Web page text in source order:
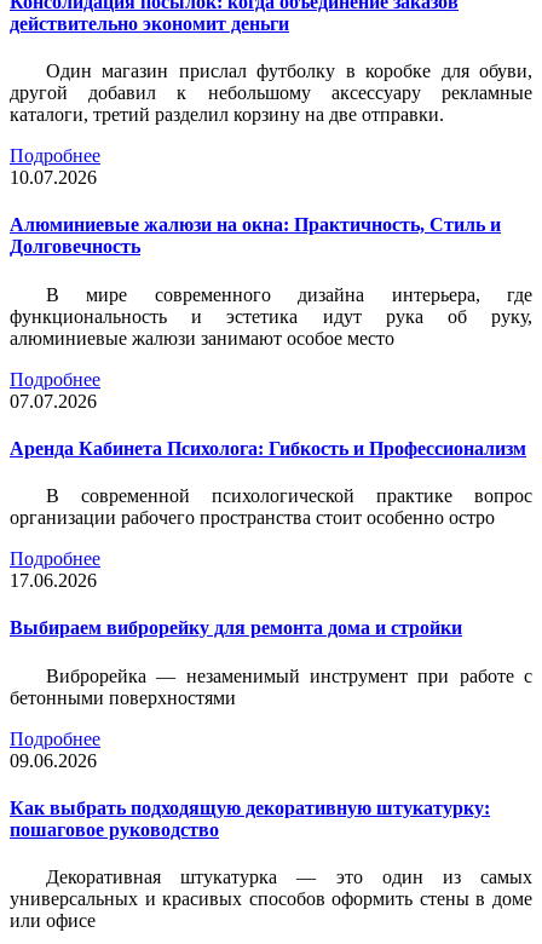
действительно экономит деньги
Один магазин прислал футболку в коробке для обуви,
другой добавил к небольшому аксессуару рекламные
каталоги, третий разделил корзину на две отправки.
Подробнее
10.07.2026
Алюминиевые жалюзи на окна: Практичность, Стиль и
Долговечность
В мире современного дизайна интерьера, где
функциональность и эстетика идут рука об руку,
алюминиевые жалюзи занимают особое место
Подробнее
07.07.2026
Аренда Кабинета Психолога: Гибкость и Профессионализм
В современной психологической практике вопрос
организации рабочего пространства стоит особенно остро
Подробнее
17.06.2026
Выбираем виброрейку для ремонта дома и стройки
Виброрейка — незаменимый инструмент при работе с
бетонными поверхностями
Подробнее
09.06.2026
Как выбрать подходящую декоративную штукатурку:
пошаговое руководство
Декоративная штукатурка — это один из самых
универсальных и красивых способов оформить стены в доме
или офисе